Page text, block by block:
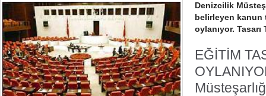
Denizcilik
belirleyen kanun
oylanıyor. Tasarı
EĞİTİM